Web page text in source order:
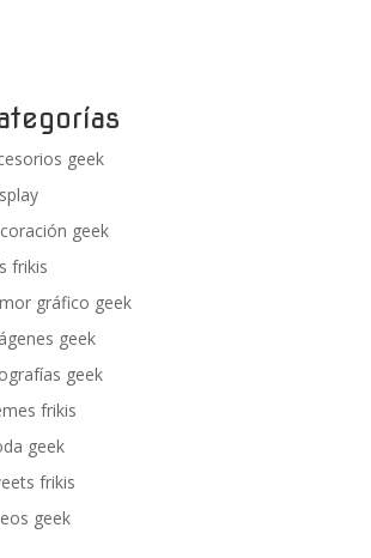
geek
geek
frikis
gráfico geek
geek
geek
frikis
geek
frikis
geek